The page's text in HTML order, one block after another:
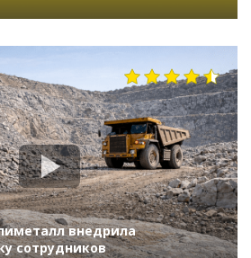
внедрила
сотрудников